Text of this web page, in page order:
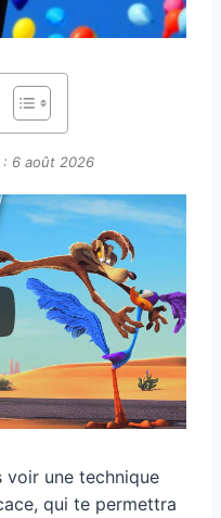
: 6 août 2026
voir une technique
qui te permettra